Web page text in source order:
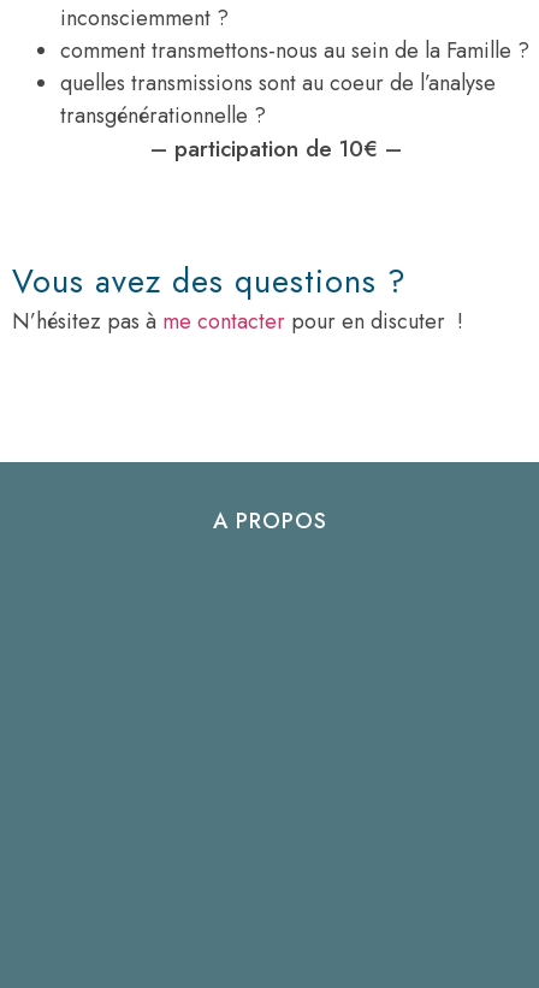
inconsciemment ?
comment transmettons-nous au sein de la Famille ?
quelles transmissions sont au coeur de l’analyse
transgénérationnelle ?
– participation de 10€ –
Vous avez des questions ?
N’hésitez pas à me contacter pour en discuter !
A PROPOS